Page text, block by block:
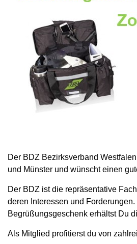
Der BDZ Bezirksverband
und Münster und wünscht einen
Der BDZ ist die repräsentative
deren Interessen und
Begrüßungsgeschenk erhältst Du
Als Mitglied profitierst du von